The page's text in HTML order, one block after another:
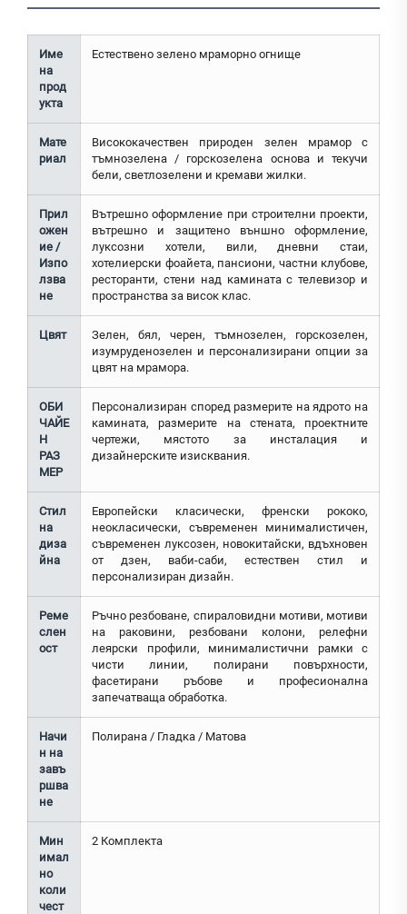
Име
на
прод
укта
Естествено зелено мраморно огнище
Мате
риал
Висококачествен природен зелен мрамор с
тъмнозелена / горскозелена основа и текучи
бели, светлозелени и кремави жилки.
Прил
ожен
ие /
Изпо
лзва
не
Вътрешно оформление при строителни проекти,
вътрешно и защитено външно оформление,
луксозни хотели, вили, дневни стаи,
хотелиерски фоайета, пансиони, частни клубове,
ресторанти, стени над камината с телевизор и
пространства за висок клас.
Цвят
Зелен, бял, черен, тъмнозелен, горскозелен,
изумруденозелен и персонализирани опции за
цвят на мрамора.
ОБИ
ЧАЙЕ
Н
РАЗ
МЕР
Персонализиран според размерите на ядрото на
камината, размерите на стената, проектните
чертежи, мястото за инсталация и
дизайнерските изисквания.
Стил
на
диза
йна
Европейски класически, френски рококо,
неокласически, съвременен минималистичен,
съвременен луксозен, новокитайски, вдъхновен
от дзен, ваби-саби, естествен стил и
персонализиран дизайн.
Реме
слен
ост
Ръчно резбоване, спираловидни мотиви, мотиви
на раковини, резбовани колони, релефни
леярски профили, минималистични рамки с
чисти линии, полирани повърхности,
фасетирани ръбове и професионална
запечатваща обработка.
Начи
н на
завъ
ршва
не
Полирана / Гладка / Матова
Мин
имал
но
коли
чест
2 Комплекта